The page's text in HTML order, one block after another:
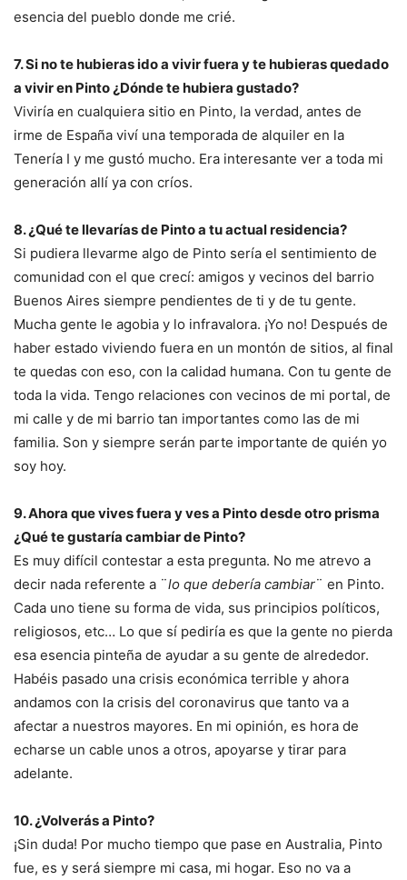
esencia del pueblo donde me crié.
7. Si no te hubieras ido a vivir fuera y te hubieras quedado
a vivir en Pinto ¿Dónde te hubiera gustado?
Viviría en cualquiera sitio en Pinto, la verdad, antes de
irme de España viví una temporada de alquiler en la
Tenería I y me gustó mucho. Era interesante ver a toda mi
generación allí ya con críos.
8. ¿Qué te llevarías de Pinto a tu actual residencia?
Si pudiera llevarme algo de Pinto sería el sentimiento de
comunidad con el que crecí: amigos y vecinos del barrio
Buenos Aires siempre pendientes de ti y de tu gente.
Mucha gente le agobia y lo infravalora. ¡Yo no! Después de
haber estado viviendo fuera en un montón de sitios, al final
te quedas con eso, con la calidad humana. Con tu gente de
toda la vida. Tengo relaciones con vecinos de mi portal, de
mi calle y de mi barrio tan importantes como las de mi
familia. Son y siempre serán parte importante de quién yo
soy hoy.
9. Ahora que vives fuera y ves a Pinto desde otro prisma
¿Qué te gustaría cambiar de Pinto?
Es muy difícil contestar a esta pregunta. No me atrevo a
decir nada referente a ¨lo que debería cambiar¨ en Pinto.
Cada uno tiene su forma de vida, sus principios políticos,
religiosos, etc… Lo que sí pediría es que la gente no pierda
esa esencia pinteña de ayudar a su gente de alrededor.
Habéis pasado una crisis económica terrible y ahora
andamos con la crisis del coronavirus que tanto va a
afectar a nuestros mayores. En mi opinión, es hora de
echarse un cable unos a otros, apoyarse y tirar para
adelante.
10. ¿Volverás a Pinto?
¡Sin duda! Por mucho tiempo que pase en Australia, Pinto
fue, es y será siempre mi casa, mi hogar. Eso no va a